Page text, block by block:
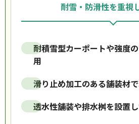
耐雪・防滑性を重視
耐積雪型カーポートや強度
用
滑り止め加工のある舗装材
透水性舗装や排水桝を設置